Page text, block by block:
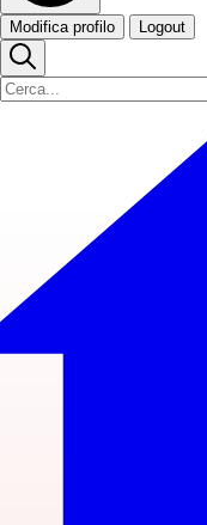
Modifica profilo Logout